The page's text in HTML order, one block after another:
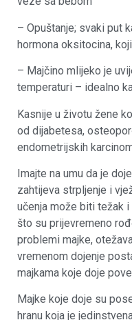
– Opuštanje; svaki put
hormona oksitocina,
– Majčino mlijeko je
temperaturi – idealno
Kasnije u životu žene
od dijabetesa,
endometrijskih
Imajte na umu da je
zahtijeva strpljenje i
učenja može biti težak
što su prijevremeno
problemi majke,
vremenom dojenje
majkama koje doje
Majke koje doje su
hranu koja je